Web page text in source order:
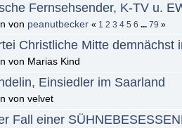
Fernsehsender, K-TV u.
von peanutbecker « 1 2 3 4 5 6 ...79 »
Christliche Mitte demnächst
von Marias Kind
Einsiedler im Saarland
von velvet
Fall einer